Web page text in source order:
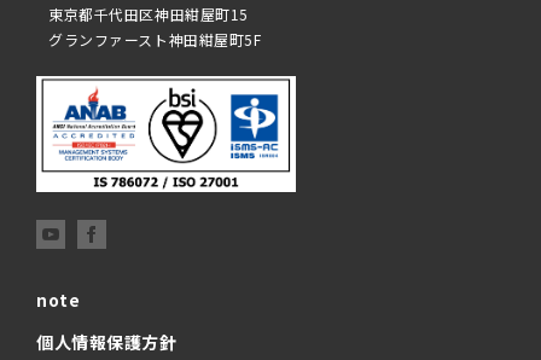
東京都千代田区神田紺屋町15
グランファースト神田紺屋町5F
note
個人情報保護方針